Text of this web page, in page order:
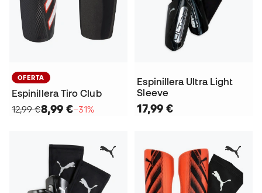
OFERTA
Espinillera Tiro Club
12,99 €8,99 €−31%
Espinillera Ultra Light
Sleeve
17,99 €